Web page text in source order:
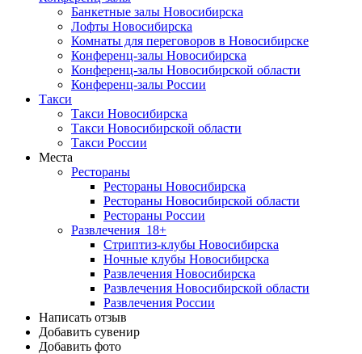
Банкетные залы Новосибирска
Лофты Новосибирска
Комнаты для переговоров в Новосибирске
Конференц-залы Новосибирска
Конференц-залы Новосибирской области
Конференц-залы России
Такси
Такси Новосибирска
Такси Новосибирской области
Такси России
Места
Рестораны
Рестораны Новосибирска
Рестораны Новосибирской области
Рестораны России
Развлечения 18+
Стриптиз-клубы Новосибирска
Ночные клубы Новосибирска
Развлечения Новосибирска
Развлечения Новосибирской области
Развлечения России
Написать отзыв
Добавить сувенир
Добавить фото